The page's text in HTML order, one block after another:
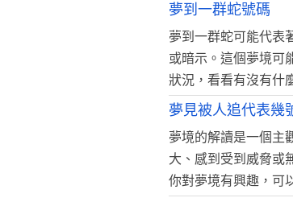
夢到一群蛇號碼
夢到一群蛇可能代表
或暗示。這個夢境可
狀況，看看有沒有什
夢見被人追代表幾
夢境的解讀是一個主
大、感到受到威脅或
你對夢境有興趣，可